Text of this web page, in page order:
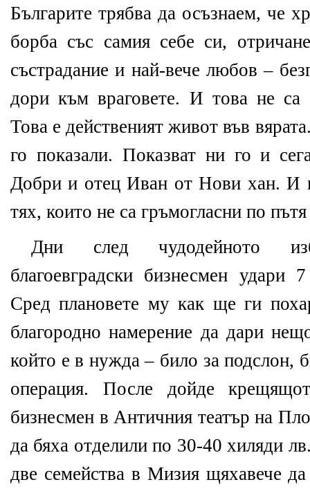
Българите трябва да осъзнаем, че
борба със самия себе си,
състрадание и най-вече любов –
дори към враговете. И това не са
Това е действеният живот във
го показали. Показват ни го и
Добри и отец Иван от Нови хан. И
тях, които не са гръмогласни по
Дни след чудодейното
благоевградски бизнесмен
Сред плановете му как ще ги
благородно намерение да дари
който е в нужда – било за подслон,
операция. После дойде
бизнесмен в Античния театър на
да бяха отделили по 30-40 хиляди
две семейства в Мизия щяхавече